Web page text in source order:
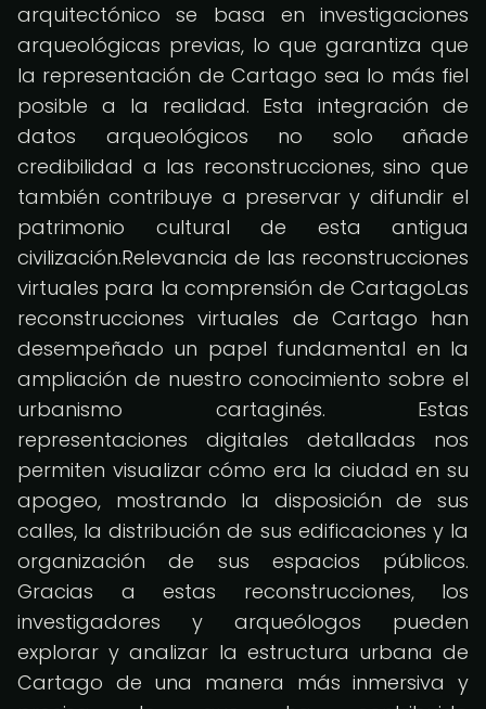
arquitectónico se basa en investigaciones
arqueológicas previas, lo que garantiza que
la representación de Cartago sea lo más fiel
posible a la realidad. Esta integración de
datos arqueológicos no solo añade
credibilidad a las reconstrucciones, sino que
también contribuye a preservar y difundir el
patrimonio cultural de esta antigua
civilización.Relevancia de las reconstrucciones
virtuales para la comprensión de CartagoLas
reconstrucciones virtuales de Cartago han
desempeñado un papel fundamental en la
ampliación de nuestro conocimiento sobre el
urbanismo cartaginés. Estas
representaciones digitales detalladas nos
permiten visualizar cómo era la ciudad en su
apogeo, mostrando la disposición de sus
calles, la distribución de sus edificaciones y la
organización de sus espacios públicos.
Gracias a estas reconstrucciones, los
investigadores y arqueólogos pueden
explorar y analizar la estructura urbana de
Cartago de una manera más inmersiva y